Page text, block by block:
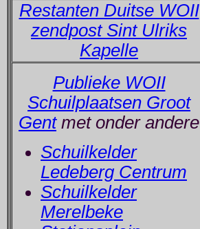
Restanten Duitse WOII
zendpost Sint Ulriks
Kapelle
Publieke WOII
Schuilplaatsen Groot
Gentmet onder andere
Schuilkelder
Ledeberg Centrum
Schuilkelder
Merelbeke